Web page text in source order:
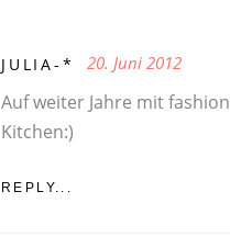
JULIA-* 20. Juni 2012
Auf weiter Jahre mit fashion
Kitchen:)
REPLY...